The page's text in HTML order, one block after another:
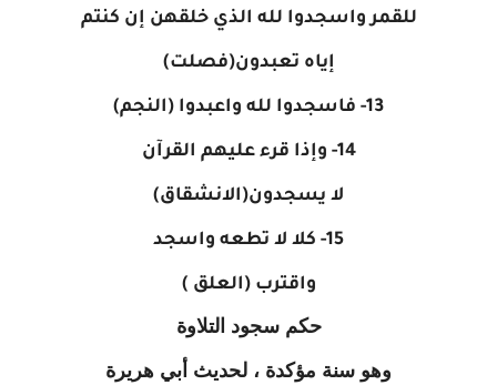
للقمر واسجدوا لله الذي خلقهن إن كنتم
إياه تعبدون(فصلت)
13- فاسجدوا لله واعبدوا (النجم)
14- وإذا قرء عليهم القرآن
لا يسجدون(الانشقاق)
15- كلا لا تطعه واسجد
واقترب (العلق )
حكم سجود التلاوة
وهو سنة مؤكدة ، لحديث أبي هريرة